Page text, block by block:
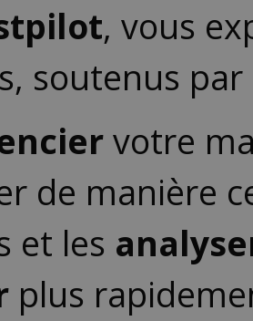
, vous
soutenus par
votre
de manière
et les
plus